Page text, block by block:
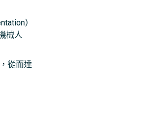
）
械人
從而達